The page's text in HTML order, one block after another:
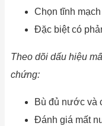
Chọn tĩnh
Đặc biệt có
Theo dõi dấu hiệu
chứng:
Bù đủ nước và
Đánh giá mất